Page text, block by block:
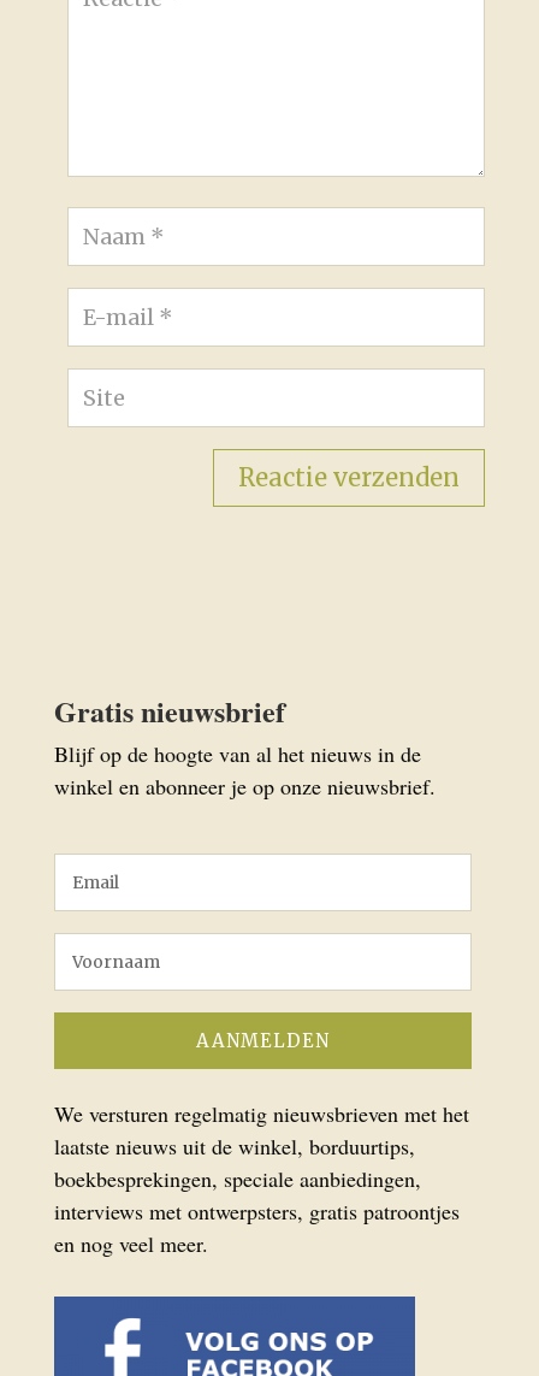
Gratis nieuwsbrief
Blijf op de hoogte van al het nieuws in de
winkel en abonneer je op onze nieuwsbrief.
We versturen regelmatig nieuwsbrieven met het
laatste nieuws uit de winkel, borduurtips,
boekbesprekingen, speciale aanbiedingen,
interviews met ontwerpsters, gratis patroontjes
en nog veel meer.